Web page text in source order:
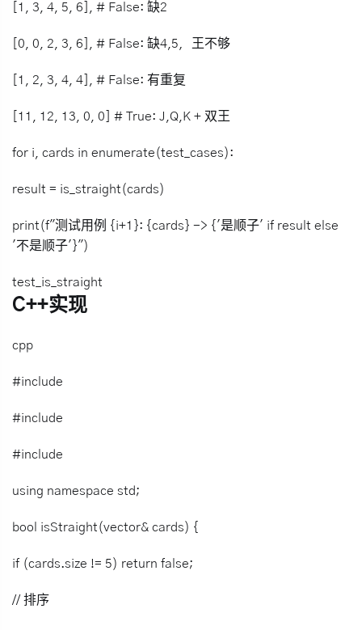
[1, 3, 4, 5, 6], # False: 缺2
[0, 0, 2, 3, 6], # False: 缺4,5，王不够
[1, 2, 3, 4, 4], # False: 有重复
[11, 12, 13, 0, 0] # True: J,Q,K + 双王
for i, cards in enumerate(test_cases):
result = is_straight(cards)
print(f"测试用例 {i+1}: {cards} -> {'是顺子' if result else
'不是顺子'}")
test_is_straight
C++实现
cpp
#include
#include
#include
using namespace std;
bool isStraight(vector& cards) {
if (cards.size != 5) return false;
// 排序